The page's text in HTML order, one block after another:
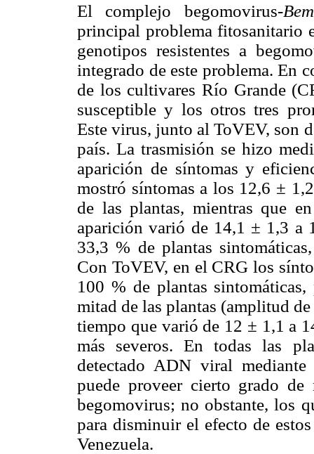
El complejo begomovirus-
principal problema fitosanitario
genotipos resistentes a
integrado de este problema. En
de los cultivares Río Grande
susceptible y los otros tres
Este virus, junto al ToVEV, son
país. La trasmisión se hizo
aparición de síntomas y
mostró síntomas a los 12,6 ±
de las plantas, mientras que
aparición varió de 14,1 ± 1,3 a
33,3 % de plantas
Con ToVEV, en el CRG los
100 % de plantas
mitad de las plantas (amplitud
tiempo que varió de 12 ± 1,1 a
más severos. En todas las
detectado ADN viral
puede proveer cierto grado
begomovirus; no obstante, los
para disminuir el efecto de
Venezuela.